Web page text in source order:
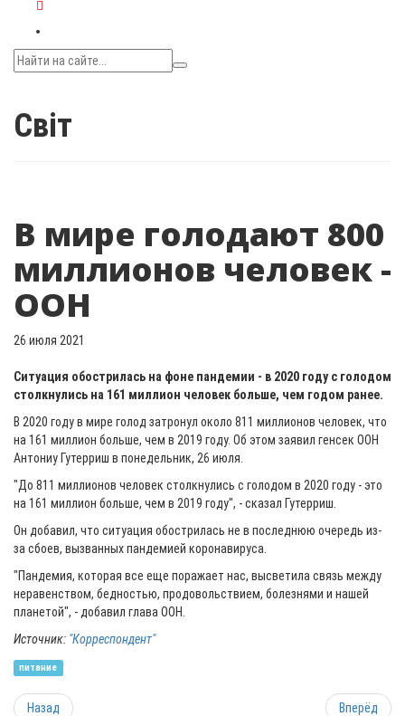
Світ
В мире голодают 800
миллионов человек -
ООН
26 июля 2021
Ситуация обострилась на фоне пандемии - в 2020 году с голодом
столкнулись на 161 миллион человек больше, чем годом ранее.
В 2020 году в мире голод затронул около 811 миллионов человек, что
на 161 миллион больше, чем в 2019 году. Об этом заявил генсек ООН
Антониу Гутерриш в понедельник, 26 июля.
"До 811 миллионов человек столкнулись с голодом в 2020 году - это
на 161 миллион больше, чем в 2019 году", - сказал Гутерриш.
Он добавил, что ситуация обострилась не в последнюю очередь из-
за сбоев, вызванных пандемией коронавируса.
"Пандемия, которая все еще поражает нас, высветила связь между
неравенством, бедностью, продовольствием, болезнями и нашей
планетой", - добавил глава ООН.
Источник: "Корреспондент"
питание
Назад Вперёд